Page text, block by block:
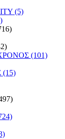
(5)
(101)
(15)